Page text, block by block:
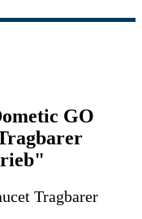
GO
Tragbarer